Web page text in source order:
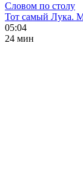
Словом по столу
Тот самый Лука.
05:04
24 мин